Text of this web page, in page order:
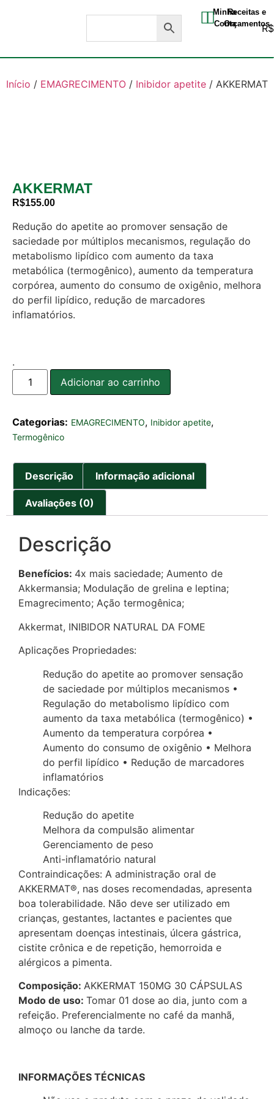
Minha
Conta
Receitas e
Orçamentos
R$
Início / EMAGRECIMENTO / Inibidor apetite / AKKERMAT
AKKERMAT
R$155.00
Redução do apetite ao promover sensação de
saciedade por múltiplos mecanismos, regulação do
metabolismo lipídico com aumento da taxa
metabólica (termogênico), aumento da temperatura
corpórea, aumento do consumo de oxigênio, melhora
do perfil lipídico, redução de marcadores
inflamatórios.
.
Adicionar ao carrinho
Categorias: EMAGRECIMENTO, Inibidor apetite,
Termogênico
Descrição Informação adicional
Avaliações (0)
Descrição
Benefícios: 4x mais saciedade; Aumento de
Akkermansia; Modulação de grelina e leptina;
Emagrecimento; Ação termogênica;
Akkermat, INIBIDOR NATURAL DA FOME
Aplicações Propriedades:
Redução do apetite ao promover sensação
de saciedade por múltiplos mecanismos •
Regulação do metabolismo lipídico com
aumento da taxa metabólica (termogênico) •
Aumento da temperatura corpórea •
Aumento do consumo de oxigênio • Melhora
do perfil lipídico • Redução de marcadores
inflamatórios
Indicações:
Redução do apetite
Melhora da compulsão alimentar
Gerenciamento de peso
Anti-inflamatório natural
Contraindicações: A administração oral de
AKKERMAT®, nas doses recomendadas, apresenta
boa tolerabilidade. Não deve ser utilizado em
crianças, gestantes, lactantes e pacientes que
apresentam doenças intestinais, úlcera gástrica,
cistite crônica e de repetição, hemorroida e
alérgicos a pimenta.
Composição: AKKERMAT 150MG 30 CÁPSULAS
Modo de uso: Tomar 01 dose ao dia, junto com a
refeição. Preferencialmente no café da manhã,
almoço ou lanche da tarde.
INFORMAÇÕES TÉCNICAS